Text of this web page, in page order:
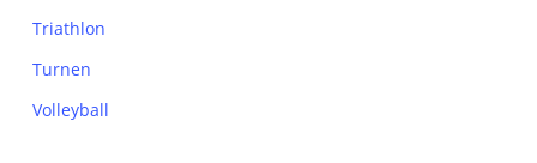
Triathlon
Turnen
Volleyball